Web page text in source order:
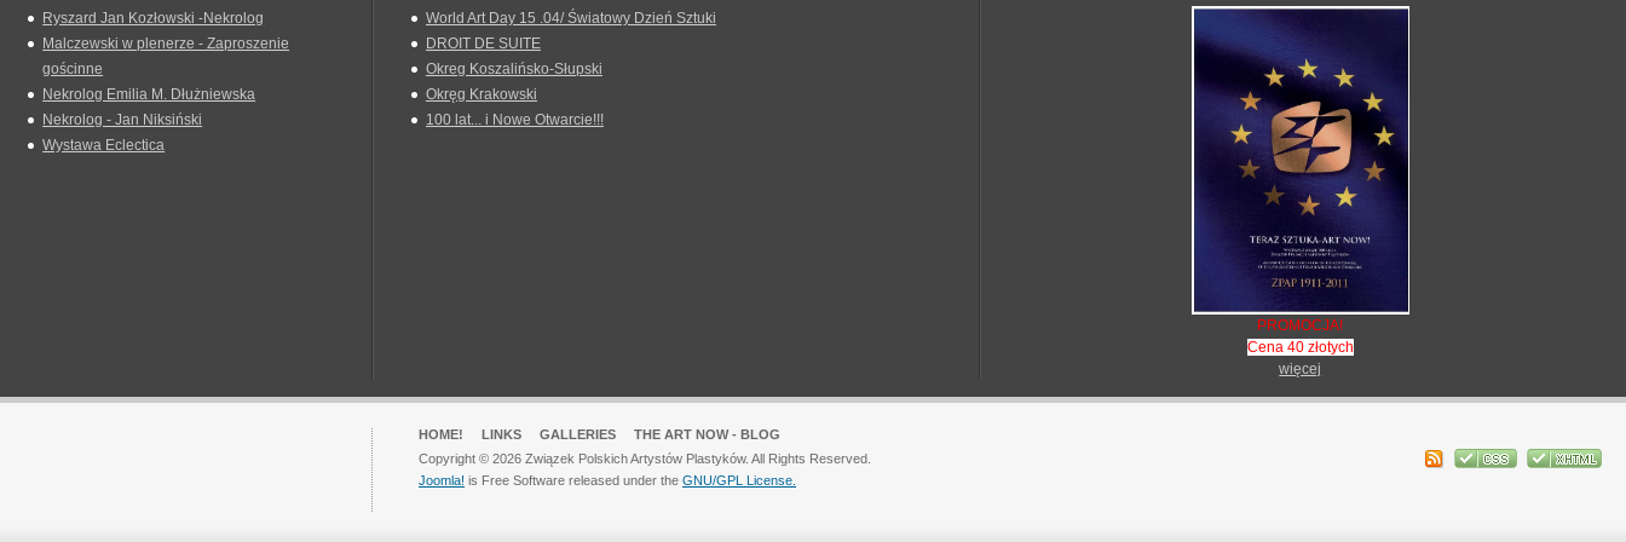
Ryszard Jan Kozłowski -Nekrolog
Malczewski w plenerze - Zaproszenie
gościnne
Nekrolog Emilia M. Dłużniewska
Nekrolog - Jan Niksiński
Wystawa Eclectica
World Art Day 15 .04/ Światowy Dzień Sztuki
DROIT DE SUITE
Okreg Koszalińsko-Słupski
Okręg Krakowski
100 lat... i Nowe Otwarcie!!!
PROMOCJA!
Cena 40 złotych
więcej
HOME! LINKS GALLERIES
THE ART NOW - BLOG
Copyright © 2026 Związek Polskich Artystów Plastyków. All Rights Reserved.
Joomla! is Free Software released under theGNU/GPL License.